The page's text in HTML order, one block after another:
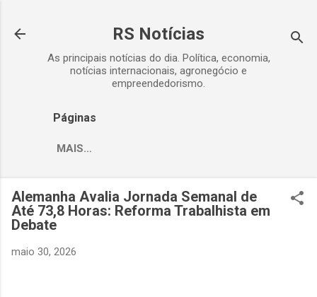
RS Notícias
As principais notícias do dia. Política, economia,
notícias internacionais, agronegócio e
empreendedorismo.
Páginas
MAIS…
Alemanha Avalia Jornada Semanal de
Até 73,8 Horas: Reforma Trabalhista em
Debate
maio 30, 2026